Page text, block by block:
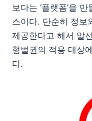
보다는 ‘플랫폼’을
스이다. 단순히 정보
제공한다고 해서 알
형벌권의 적용 대상
다.